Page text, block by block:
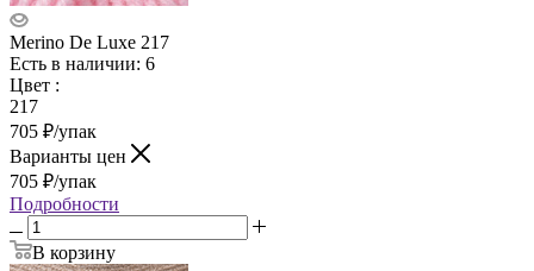
Merino De Luxe 217
Есть в наличии: 6
Цвет :
217
705 ₽/упак
Варианты цен
705 ₽/упак
Подробности
В корзину